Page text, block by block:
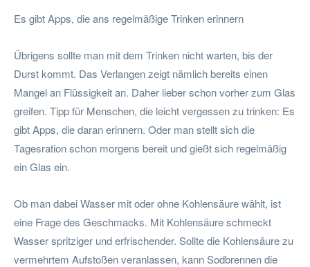
Es gibt Apps, die ans regelmäßige Trinken erinnern
Übrigens sollte man mit dem Trinken nicht warten, bis der
Durst kommt. Das Verlangen zeigt nämlich bereits einen
Mangel an Flüssigkeit an. Daher lieber schon vorher zum Glas
greifen. Tipp für Menschen, die leicht vergessen zu trinken: Es
gibt Apps, die daran erinnern. Oder man stellt sich die
Tagesration schon morgens bereit und gießt sich regelmäßig
ein Glas ein.
Ob man dabei Wasser mit oder ohne Kohlensäure wählt, ist
eine Frage des Geschmacks. Mit Kohlensäure schmeckt
Wasser spritziger und erfrischender. Sollte die Kohlensäure zu
vermehrtem Aufstoßen veranlassen, kann Sodbrennen die